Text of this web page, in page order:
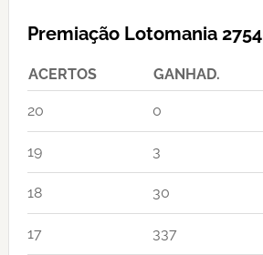
Premiação Lotomania 2754
ACERTOS GANHAD.
20 0
19 3
18 30
17 337